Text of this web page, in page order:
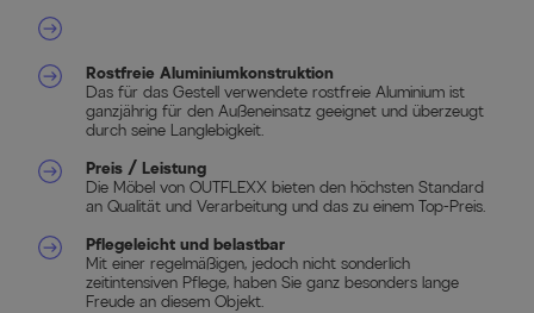
Rostfreie Aluminiumkonstruktion
Das für das Gestell verwendete rostfreie Aluminium ist
ganzjährig für den Außeneinsatz geeignet und überzeugt
durch seine Langlebigkeit.
Preis / Leistung
Die Möbel von OUTFLEXX bieten den höchsten Standard
an Qualität und Verarbeitung und das zu einem Top-Preis.
Pflegeleicht und belastbar
Mit einer regelmäßigen, jedoch nicht sonderlich
zeitintensiven Pflege, haben Sie ganz besonders lange
Freude an diesem Objekt.